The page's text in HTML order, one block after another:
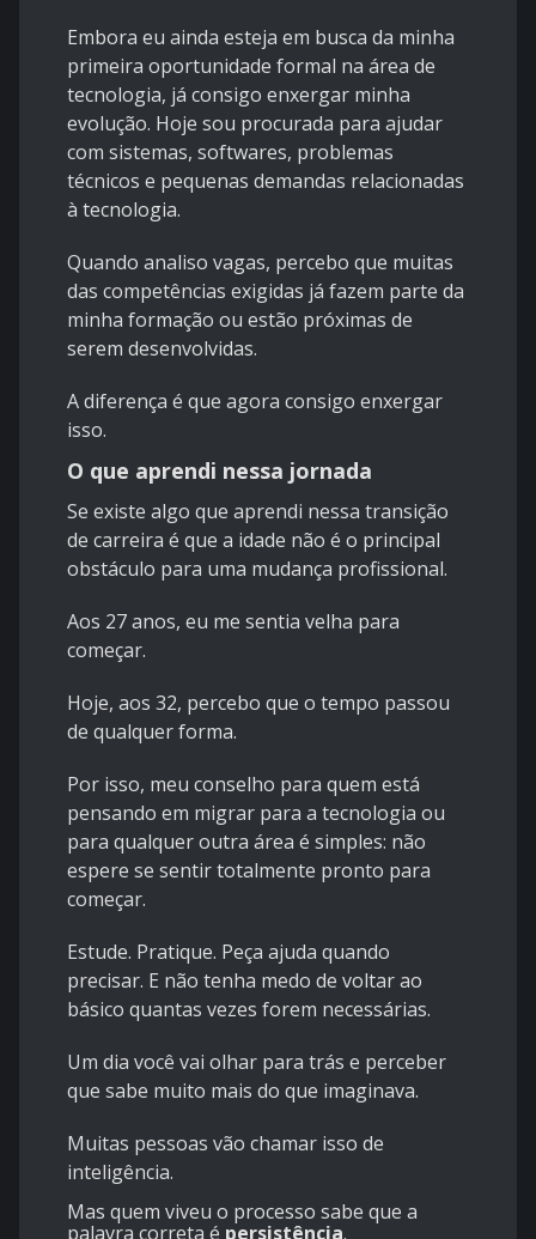
Embora eu ainda esteja em busca da minha
primeira oportunidade formal na área de
tecnologia, já consigo enxergar minha
evolução. Hoje sou procurada para ajudar
com sistemas, softwares, problemas
técnicos e pequenas demandas relacionadas
à tecnologia.
Quando analiso vagas, percebo que muitas
das competências exigidas já fazem parte da
minha formação ou estão próximas de
serem desenvolvidas.
A diferença é que agora consigo enxergar
isso.
O que aprendi nessa jornada
Se existe algo que aprendi nessa transição
de carreira é que a idade não é o principal
obstáculo para uma mudança profissional.
Aos 27 anos, eu me sentia velha para
começar.
Hoje, aos 32, percebo que o tempo passou
de qualquer forma.
Por isso, meu conselho para quem está
pensando em migrar para a tecnologia ou
para qualquer outra área é simples: não
espere se sentir totalmente pronto para
começar.
Estude. Pratique. Peça ajuda quando
precisar. E não tenha medo de voltar ao
básico quantas vezes forem necessárias.
Um dia você vai olhar para trás e perceber
que sabe muito mais do que imaginava.
Muitas pessoas vão chamar isso de
inteligência.
Mas quem viveu o processo sabe que a
palavra correta é persistência.